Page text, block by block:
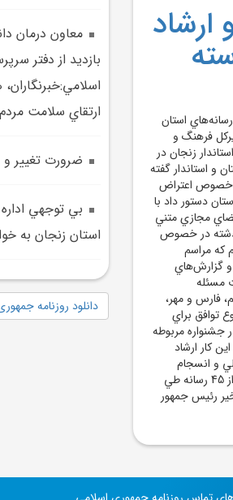
استان
فرهنگ و
زنجان در
و استاندار گفته
خصوص اعتراض
دستور داد با
مجازي متني
در خصوص
که مراسم
و گزارش‌هاي
مسئله
فارس و مهر،
توافق براي
جشنواره مربوطه
کار ارشاد
و انسجام
است، به جامعه، استان، کشور و در نهايت نظام لطمه وارد نمي‌کند؟بيش از 45 رسانه طي
رئيس جمهور
معاون درمان
بازديد از دفتر
ارتقاي سلامت
ضرورت تغيير
بي توجهي
استان زنجان به
دانلود روزنامه جمهوری اسلامی